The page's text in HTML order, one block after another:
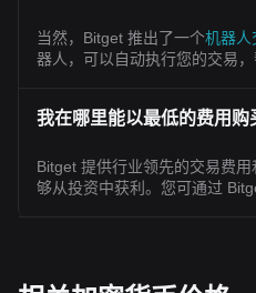
当然，Bitget 推出了一个机器人
器人，可以自动执行您的交易，
我在哪里能以最低的费用购
Bitget 提供行业领先的交易费
够从投资中获利。您可通过